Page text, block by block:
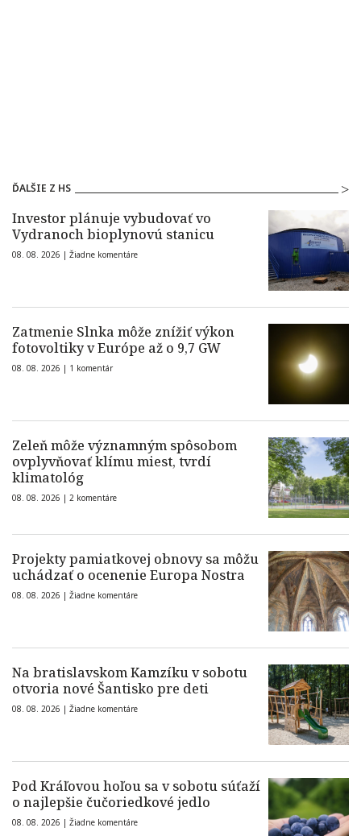
ĎALŠIE Z HS
Investor plánuje vybudovať vo
Vydranoch bioplynovú stanicu
08. 08. 2026 | Žiadne komentáre
Zatmenie Slnka môže znížiť výkon
fotovoltiky v Európe až o 9,7 GW
08. 08. 2026 | 1 komentár
Zeleň môže významným spôsobom
ovplyvňovať klímu miest, tvrdí
klimatológ
08. 08. 2026 | 2 komentáre
Projekty pamiatkovej obnovy sa môžu
uchádzať o ocenenie Europa Nostra
08. 08. 2026 | Žiadne komentáre
Na bratislavskom Kamzíku v sobotu
otvoria nové Šantisko pre deti
08. 08. 2026 | Žiadne komentáre
Pod Kráľovou hoľou sa v sobotu súťaží
o najlepšie čučoriedkové jedlo
08. 08. 2026 | Žiadne komentáre